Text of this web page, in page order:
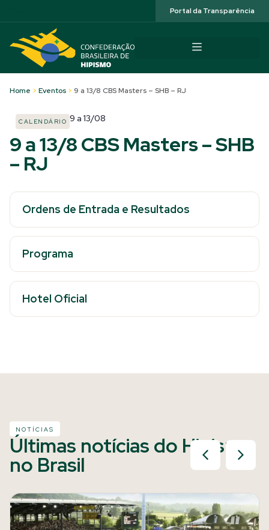
Portal da Transparência
Home > Eventos > 9 a 13/8 CBS Masters – SHB – RJ
CALENDÁRIO 9 a 13/08
9 a 13/8 CBS Masters – SHB
– RJ
Ordens de Entrada e Resultados
Programa
Hotel Oficial
NOTÍCIAS
Últimas notícias do Hipismo
no Brasil